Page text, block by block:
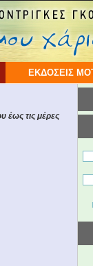
ΕΚΔΟΣΕΙΣ
έως τις μέρες